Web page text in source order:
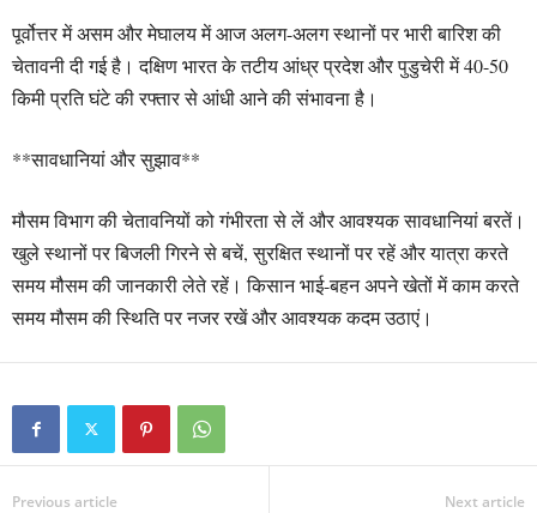
पूर्वोत्तर में असम और मेघालय में आज अलग-अलग स्थानों पर भारी बारिश की
चेतावनी दी गई है। दक्षिण भारत के तटीय आंध्र प्रदेश और पुडुचेरी में 40-50
किमी प्रति घंटे की रफ्तार से आंधी आने की संभावना है।
**सावधानियां और सुझाव**
मौसम विभाग की चेतावनियों को गंभीरता से लें और आवश्यक सावधानियां बरतें।
खुले स्थानों पर बिजली गिरने से बचें, सुरक्षित स्थानों पर रहें और यात्रा करते
समय मौसम की जानकारी लेते रहें। किसान भाई-बहन अपने खेतों में काम करते
समय मौसम की स्थिति पर नजर रखें और आवश्यक कदम उठाएं।
Previous article Next article